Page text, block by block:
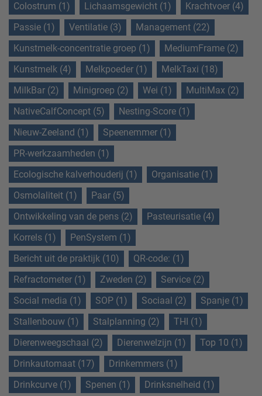
Colostrum (1) Lichaamsgewicht (1)
Krachtvoer (4)
Passie (1)
Ventilatie (3)
Management (22)
Kunstmelk-concentratie groep (1)
MediumFrame (2)
Kunstmelk (4)
Melkpoeder (1)
MelkTaxi (18)
MilkBar (2)
Minigroep (2) Wei (1)
MultiMax (2)
NativeCalfConcept (5)
Nesting-Score (1)
Nieuw-Zeeland (1)
Speenemmer (1)
PR-werkzaamheden (1)
Ecologische kalverhouderij (1)
Organisatie (1)
Osmolaliteit (1)
Paar (5)
Ontwikkeling van de pens (2)
Pasteurisatie (4)
Korrels (1)
PenSystem (1)
Bericht uit de praktijk (10)
QR-code: (1)
Refractometer (1)
Zweden (2)
Service (2)
Social media (1)
SOP (1) Sociaal (2)
Spanje (1)
Stallenbouw (1)
Stalplanning (2)
THI (1)
Dierenweegschaal (2)
Dierenwelzijn (1)
Top 10 (1)
Drinkautomaat (17)
Drinkemmers (1)
Drinkcurve (1)
Spenen (1)
Drinksnelheid (1)